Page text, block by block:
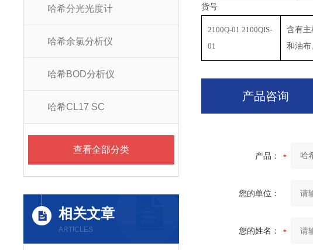
哈希分光光度计
哈希余氯分析仪
哈希BOD分析仪
哈希CL17 SC
查看全部分类
相关文章
ARTICLES
货号
2100Q-01 2100QIS-
01
含有主
和油布
产品咨询
产品：
您的单位：
您的姓名：